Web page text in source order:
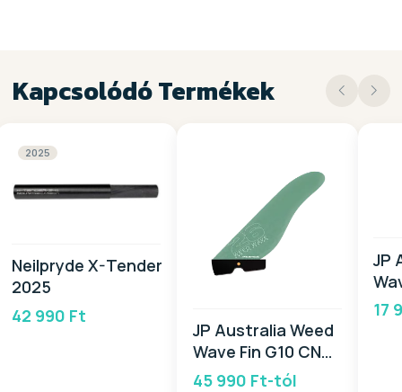
Kapcsolódó Termékek
2025
Neilpryde X-Tender
2025
42 990 Ft
JP Australia Weed
Wave Fin G10 CNC
PB 2026
45 990 Ft-tól
JP
17